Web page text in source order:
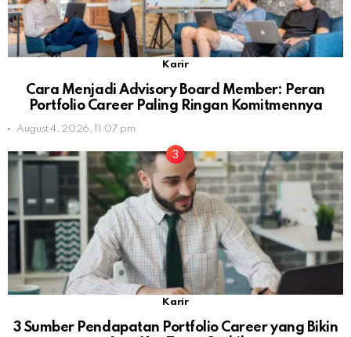
Karir
Cara Menjadi Advisory Board Member: Peran
Portfolio Career Paling Ringan Komitmennya
August 4, 2026, 11:07 pm
Karir
3 Sumber Pendapatan Portfolio Career yang Bikin